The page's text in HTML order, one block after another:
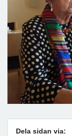
Dela sidan via: